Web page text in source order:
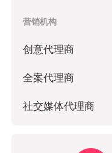
营销机构
创意代理商
全案代理商
社交媒体代理商